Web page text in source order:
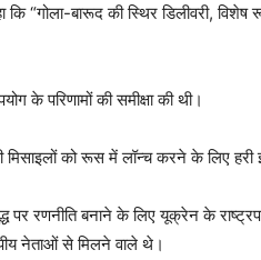
“गोला-बारूद की स्थिर डिलीवरी, विशेष
के परिणामों की समीक्षा की थी।
मिसाइलों को रूस में लॉन्च करने के लिए हरी
रणनीति बनाने के लिए यूक्रेन के
नेताओं से मिलने वाले थे।